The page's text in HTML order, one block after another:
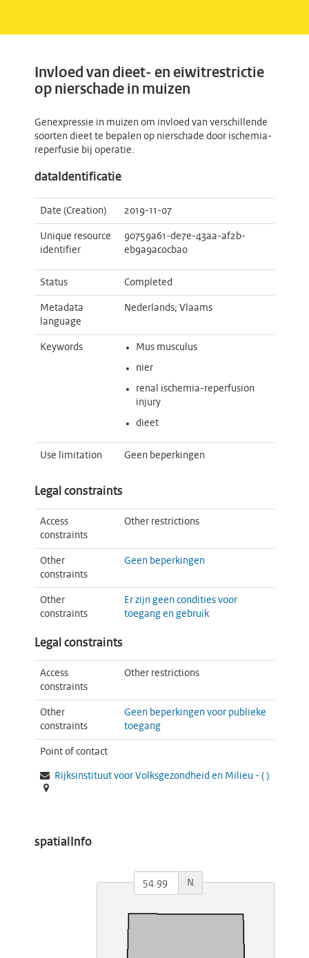
Invloed van dieet- en eiwitrestrictie
op nierschade in muizen
Genexpressie in muizen om invloed van verschillende
soorten dieet te bepalen op nierschade door ischemia-
reperfusie bij operatie.
dataIdentificatie
Date (Creation) 2019-11-07
Unique resource
identifier
90759a61-de7e-43aa-af2b-
eb9a9ac0cba0
Status Completed
Metadata
language
Nederlands; Vlaams
Keywords Mus musculus
nier
renal ischemia-reperfusion
injury
dieet
Use limitation Geen beperkingen
Legal constraints
Access
constraints
Other restrictions
Other
constraints
Geen beperkingen
Other
constraints
Er zijn geen condities voor
toegang en gebruik
Legal constraints
Access
constraints
Other restrictions
Other
constraints
Geen beperkingen voor publieke
toegang
Point of contact
Rijksinstituut voor Volksgezondheid en Milieu - ( )
spatialInfo
N